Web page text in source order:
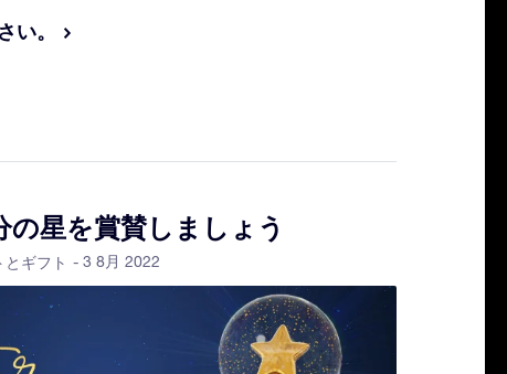
い。
の星を賞賛しましょう
とギフト - 3 8月 2022